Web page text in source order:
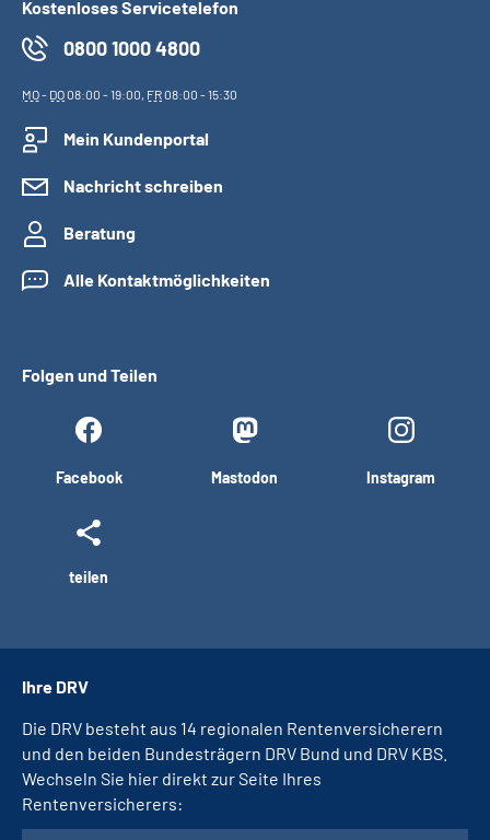
Kostenloses Servicetelefon
0800 1000 4800
MO- DO08:00 - 19:00, FR08:00 - 15:30
Mein Kundenportal
Nachricht schreiben
Beratung
Alle Kontaktmöglichkeiten
Folgen und Teilen
Facebook Mastodon Instagram
teilen
Ihre DRV
Die DRV besteht aus 14 regionalen Rentenversicherern
und den beiden Bundesträgern DRV Bund und DRV KBS.
Wechseln Sie hier direkt zur Seite Ihres
Rentenversicherers: